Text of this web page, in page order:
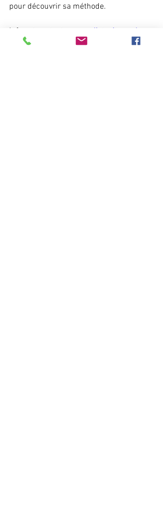
pour découvrir sa méthode.
Infos et contacts :
www.listecitoyen.be
e-mail:
Listecitoyennelh@gmail.com